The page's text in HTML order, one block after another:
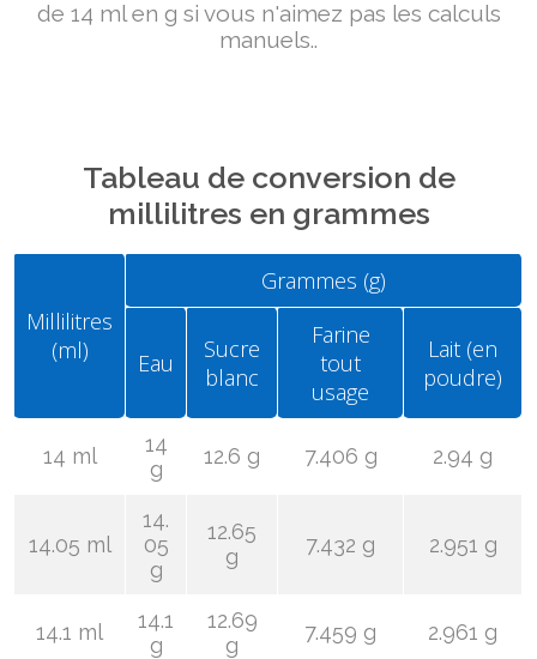
de 14 ml en g si vous n'aimez pas les calculs
manuels..
Tableau de conversion de
millilitres en grammes
Millilitres
(ml)
Grammes (g)
Eau
Sucre
blanc
Farine
tout
usage
Lait (en
poudre)
14 ml
14
g
12.6 g 7.406 g 2.94 g
14.05 ml
14.
05
g
12.65
g
7.432 g 2.951 g
14.1 ml
14.1
g
12.69
g
7.459 g 2.961 g